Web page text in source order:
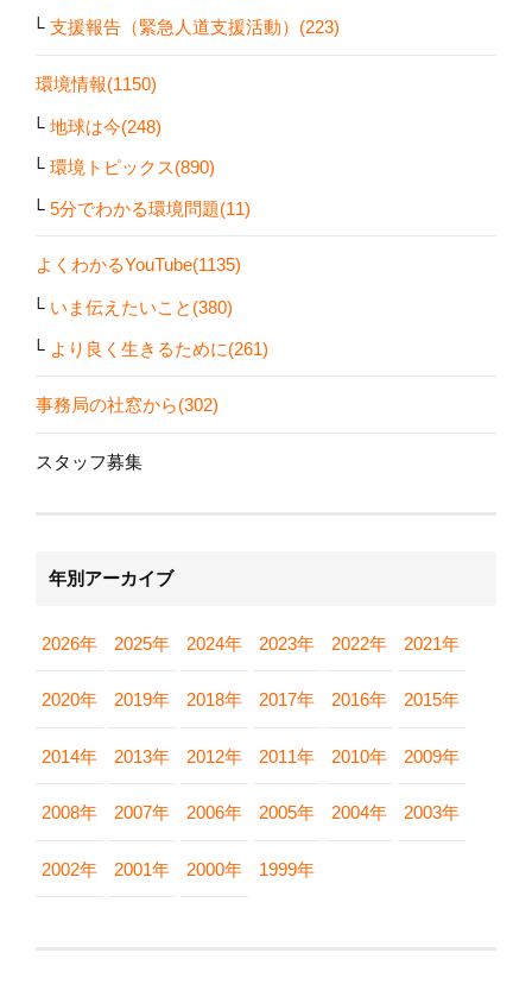
支援報告（緊急人道支援活動）(223)
環境情報(1150)
地球は今(248)
環境トピックス(890)
5分でわかる環境問題(11)
よくわかるYouTube(1135)
いま伝えたいこと(380)
より良く生きるために(261)
事務局の社窓から(302)
スタッフ募集
年別アーカイブ
2026年 2025年 2024年 2023年 2022年 2021年
2020年 2019年 2018年 2017年 2016年 2015年
2014年 2013年 2012年 2011年 2010年 2009年
2008年 2007年 2006年 2005年 2004年 2003年
2002年 2001年 2000年 1999年